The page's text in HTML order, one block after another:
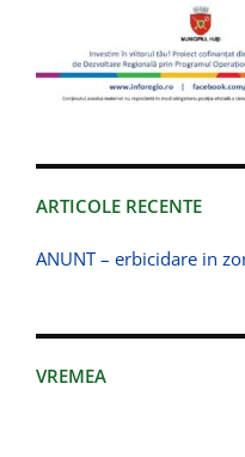
ARTICOLE RECENTE
ANUNT – erbicidare in
VREMEA